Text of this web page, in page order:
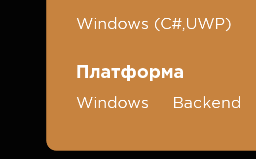
Windows (C#,UWP)
Платформа
Windows Backend